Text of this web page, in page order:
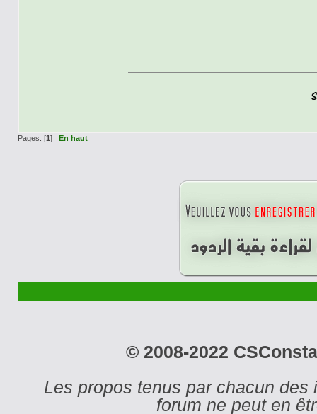
Pages: [1] En haut
© 2008-2022
Les propos tenus par chacun
forum ne peut en